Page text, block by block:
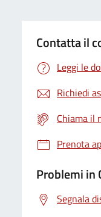
Contatta il
Leggi le
Richiedi
Chiama il
Prenota
Problemi in
Segnala